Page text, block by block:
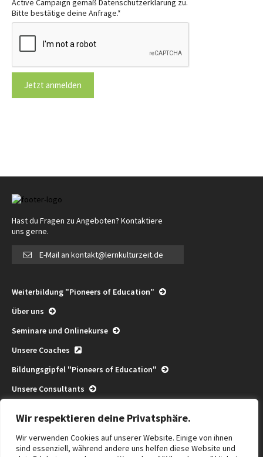
Wir respektieren deine Privatsphäre.
Wir verwenden Cookies auf unserer Website. Einige von ihnen
sind essenziell, während andere uns helfen diese Website und
Active Campaign gemäß Datenschutzerklärung zu.
Bitte bestätige deine Anfrage.*
Jetzt anmelden
Hast du Fragen zu Angeboten? Kontaktiere
uns gerne.
E-Mail an kontakt@lernkulturzeit.de
Weiterbildung "Pioneers of Education"
Über uns
Seminare und Onlinekurse
Unsere Coaches
Bildungsgipfel "Pioneers of Education"
Unsere Consultants
Termine